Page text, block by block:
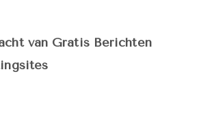
van Gratis Berichten